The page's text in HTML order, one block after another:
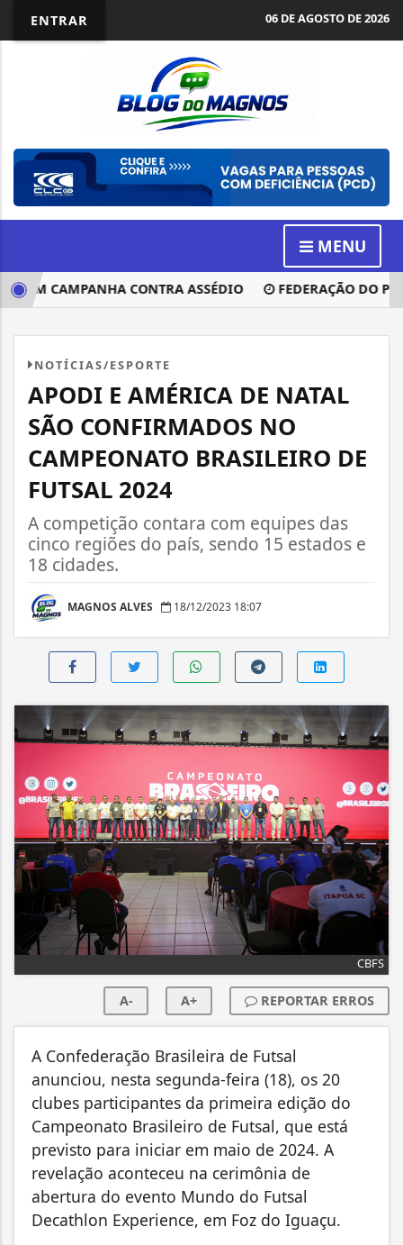
ENTRAR 06 DE AGOSTO DE 2026
MENU
CAMPANHA CONTRA ASSÉDIO FEDERAÇÃO DO PT
NOTÍCIAS/ESPORTE
APODI E AMÉRICA DE NATAL
SÃO CONFIRMADOS NO
CAMPEONATO BRASILEIRO DE
FUTSAL 2024
A competição contara com equipes das
cinco regiões do país, sendo 15 estados e
18 cidades.
MAGNOS ALVES 18/12/2023 18:07
CBFS
A- A+ REPORTAR ERROS
A Confederação Brasileira de Futsal
anunciou, nesta segunda-feira (18), os 20
clubes participantes da primeira edição do
Campeonato Brasileiro de Futsal, que está
previsto para iniciar em maio de 2024. A
revelação aconteceu na cerimônia de
abertura do evento Mundo do Futsal
Decathlon Experience, em Foz do Iguaçu.